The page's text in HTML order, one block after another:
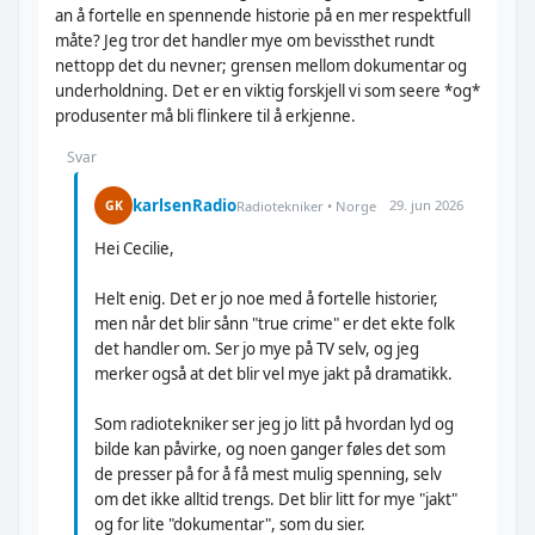
an å fortelle en spennende historie på en mer respektfull
måte? Jeg tror det handler mye om bevissthet rundt
nettopp det du nevner; grensen mellom dokumentar og
underholdning. Det er en viktig forskjell vi som seere *og*
produsenter må bli flinkere til å erkjenne.
Svar
GK karlsenRadioRadiotekniker • Norge 29. jun 2026
Hei Cecilie,
Helt enig. Det er jo noe med å fortelle historier,
men når det blir sånn "true crime" er det ekte folk
det handler om. Ser jo mye på TV selv, og jeg
merker også at det blir vel mye jakt på dramatikk.
Som radiotekniker ser jeg jo litt på hvordan lyd og
bilde kan påvirke, og noen ganger føles det som
de presser på for å få mest mulig spenning, selv
om det ikke alltid trengs. Det blir litt for mye "jakt"
og for lite "dokumentar", som du sier.